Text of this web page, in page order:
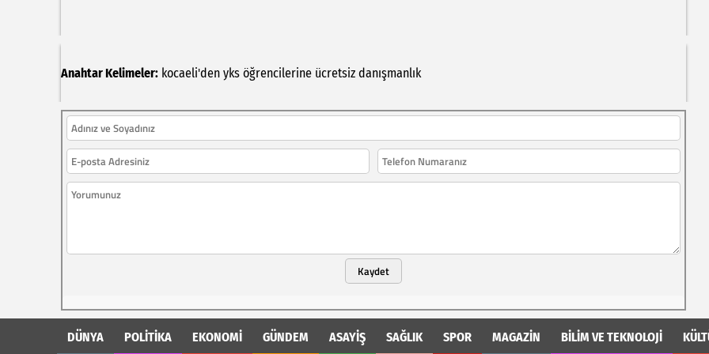
Anahtar Kelimeler: kocaeli'den yks öğrencilerine ücretsiz danışmanlık
Kaydet
DÜNYA POLİTİKA EKONOMİ GÜNDEM ASAYİŞ SAĞLIK SPOR MAGAZİN BİLİM VE TEKNOLOJİ